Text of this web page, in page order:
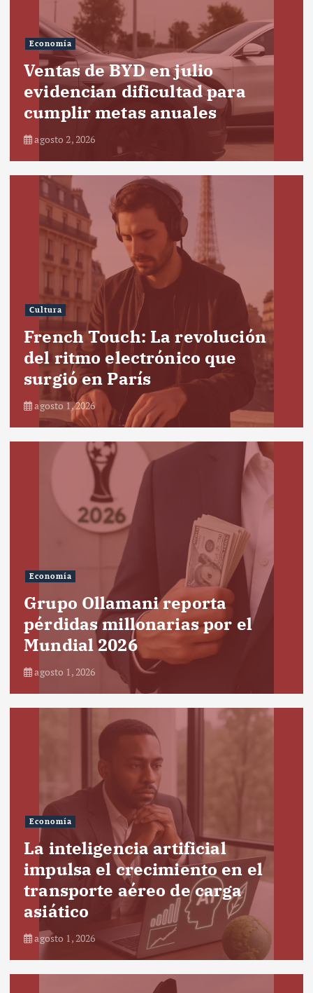
Economía
Ventas de BYD en julio
evidencian dificultad para
cumplir metas anuales
agosto 2, 2026
Cultura
French Touch: La revolución
del ritmo electrónico que
surgió en París
agosto 1, 2026
Economía
Grupo Ollamani reporta
pérdidas millonarias por el
Mundial 2026
agosto 1, 2026
Economía
La inteligencia artificial
impulsa el crecimiento en el
transporte aéreo de carga
asiático
agosto 1, 2026